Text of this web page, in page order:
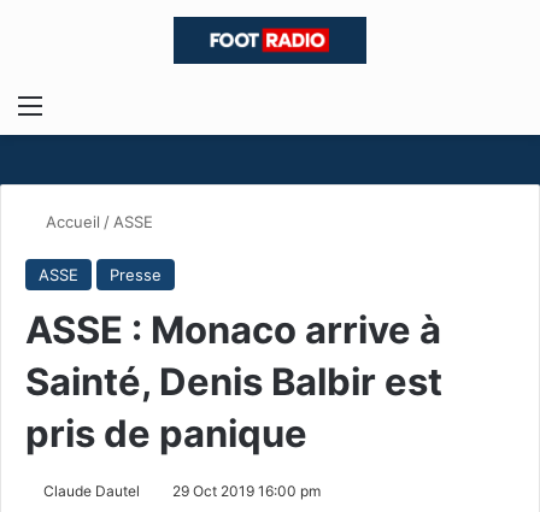
Menu
Accueil / ASSE
ASSE Presse
ASSE : Monaco arrive à
Sainté, Denis Balbir est
pris de panique
Claude Dautel 29 Oct 2019 16:00 pm